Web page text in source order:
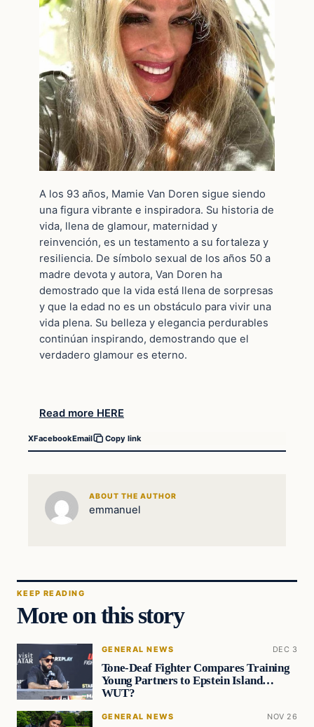
A los 93 años, Mamie Van Doren sigue siendo
una figura vibrante e inspiradora. Su historia de
vida, llena de glamour, maternidad y
reinvención, es un testamento a su fortaleza y
resiliencia. De símbolo sexual de los años 50 a
madre devota y autora, Van Doren ha
demostrado que la vida está llena de sorpresas
y que la edad no es un obstáculo para vivir una
vida plena. Su belleza y elegancia perdurables
continúan inspirando, demostrando que el
verdadero glamour es eterno.
Read more HERE
XFacebookEmail Copy link
ABOUT THE AUTHOR
emmanuel
KEEP READING
More on this story
GENERAL NEWS DEC 3
Tone-Deaf Fighter Compares Training
Young Partners to Epstein Island…
WUT?
GENERAL NEWS NOV 26